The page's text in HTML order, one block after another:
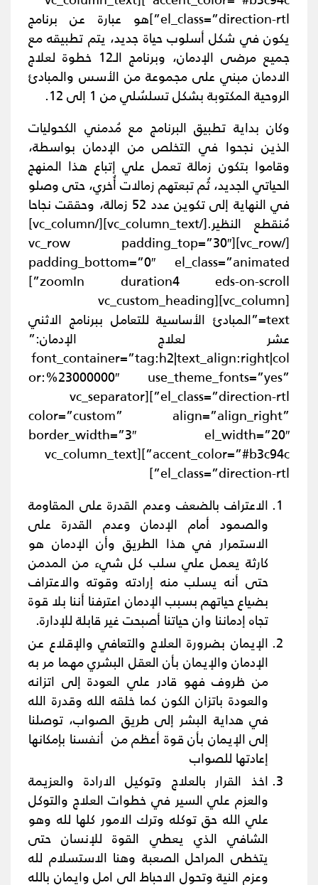
el_class=”direction-rtl”] هو عبارة عن برنامج
يكون في شكل أسلوب حياة جديد، يتم تطبيقه مع
جميع مرضى الإدمان، وبرنامج الـ12 خطوة لعلاج
الادمان مبني على مجموعة من الأسس والمبادئ
الروحية المكتوبة بشكل تسلسُلي من 1 إلى 12.
وكان بداية تطبيق البرنامج مع مُدمني الكحوليات
الذين نجحوا في التخلص من الإدمان بواسطة،
وقاموا بتكون زمالة تعمل علي إتباع هذا المنهج
الحياتي الجديد، ثُم تبعتهم زمالات أُخري، حتى وصلو
في النهاية إلى تكوين عدد 52 زمالة، وحققت نجاحا
مُنقطع النظير. [/vc_column_text][/vc_column]
[/vc_row][vc_row padding_top=”30″
padding_bottom=”0″ el_class=”animated
zoomIn duration4 eds-on-scroll”]
[vc_column][vc_custom_heading
text=”المبادئ الأساسية للتعامل ببرنامج الاثني
عشر لعلاج الإدمان:”
font_container=”tag:h2|text_align:right|col
or:%23000000″ use_theme_fonts=”yes”
el_class=”direction-rtl”][vc_separator
color=”custom” align=”align_right”
border_width=”3″ el_width=”20″
accent_color=”#b3c94c”][vc_column_text
el_class=”direction-rtl”]
الاعتراف بالضعف وعدم القدرة على المقاومة
والصمود أمام الإدمان وعدم القدرة على
الاستمرار في هذا الطريق وأن الإدمان هو
كارثة يعمل علي سلب كل شيء من المدمن
حتى أنه يسلب منه إرادته وقوته والاعتراف
بضياع حياتهم بسبب الإدمان اعترفنا أننا بلا قوة
تجاه إدماننا وان حياتنا أصبحت غير قابلة للإدارة.
الإيمان بضرورة العلاج والتعافي والإقلاع عن
الإدمان والإيمان بأن العقل البشري مهما مر به
من ظروف فهو قادر علي العودة إلى اتزانه
والعودة باتزان الكون كما خلقه الله وقدرة الله
في هداية البشر إلى طريق الصواب، توصلنا
إلى الإيمان بأن قوة أعظم من أنفسنا بإمكانها
إعادتها للصواب
اخذ القرار بالعلاج وتوكيل الارادة والعزيمة
والعزم علي السير في خطوات العلاج والتوكل
علي الله حق توكله وترك الامور كلها لله وهو
الشافي الذي يعطي القوة للإنسان حتى
يتخطى المراحل الصعبة وهنا الاستسلام لله
وعزم النية وتحول الاحباط الي امل وايمان بالله